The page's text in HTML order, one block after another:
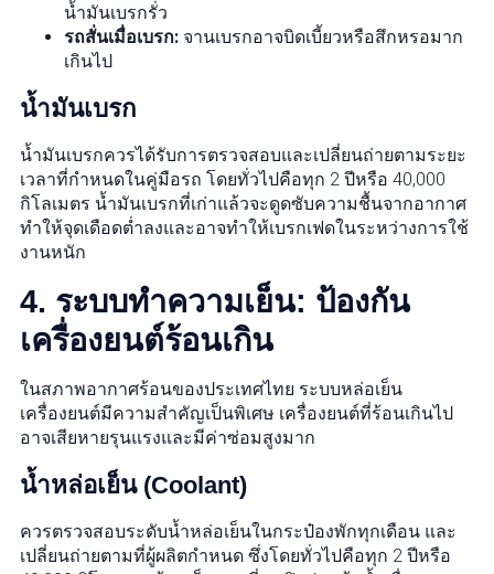
น้ำมันเบรกรั่ว
รถสั่นเมื่อเบรก: จานเบรกอาจบิดเบี้ยวหรือสึกหรอมาก
เกินไป
น้ำมันเบรก
น้ำมันเบรกควรได้รับการตรวจสอบและเปลี่ยนถ่ายตามระยะ
เวลาที่กำหนดในคู่มือรถ โดยทั่วไปคือทุก 2 ปีหรือ 40,000
กิโลเมตร น้ำมันเบรกที่เก่าแล้วจะดูดซับความชื้นจากอากาศ
ทำให้จุดเดือดต่ำลงและอาจทำให้เบรกเฟดในระหว่างการใช้
งานหนัก
4. ระบบทำความเย็น: ป้องกัน
เครื่องยนต์ร้อนเกิน
ในสภาพอากาศร้อนของประเทศไทย ระบบหล่อเย็น
เครื่องยนต์มีความสำคัญเป็นพิเศษ เครื่องยนต์ที่ร้อนเกินไป
อาจเสียหายรุนแรงและมีค่าซ่อมสูงมาก
น้ำหล่อเย็น (Coolant)
ควรตรวจสอบระดับน้ำหล่อเย็นในกระป๋องพักทุกเดือน และ
เปลี่ยนถ่ายตามที่ผู้ผลิตกำหนด ซึ่งโดยทั่วไปคือทุก 2 ปีหรือ